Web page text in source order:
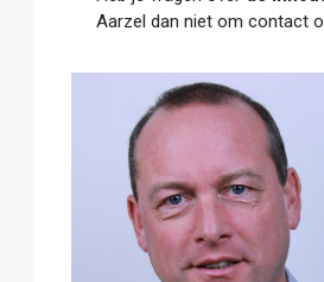
Aarzel dan niet om contact